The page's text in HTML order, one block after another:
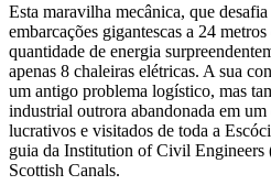
Esta maravilha mecânica, que
embarcações gigantescas a 24
quantidade de energia
apenas 8 chaleiras elétricas. A sua
um antigo problema logístico, mas
industrial outrora abandonada em
lucrativos e visitados de toda a
guia da Institution of Civil Engineers
Scottish Canals.